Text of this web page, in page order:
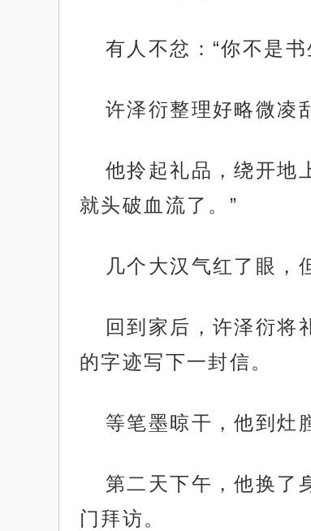
有人不忿：“你不是
许泽衍整理好略微凌
他拎起礼品，绕开地
就头破血流了。”
几个大汉气红了眼，
回到家后，许泽衍将
的字迹写下一封信。
等笔墨晾干，他到灶
第二天下午，他换了
门拜访。